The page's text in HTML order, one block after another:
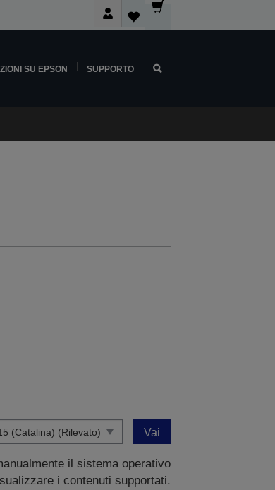
SU EPSON SUPPORTO
Vai
il sistema operativo
i contenuti supportati.